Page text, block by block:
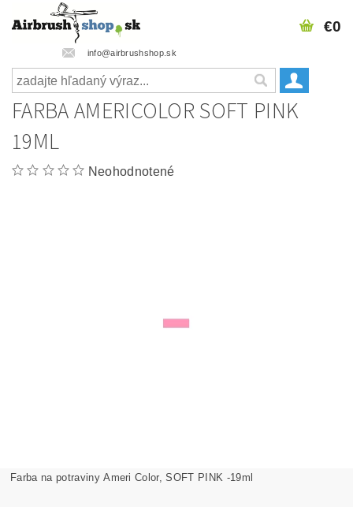
info@airbrushshop.sk
€0
FARBA AMERICOLOR SOFT PINK
19ML
Neohodnotené
Farba na potraviny Ameri Color, SOFT PINK -19ml